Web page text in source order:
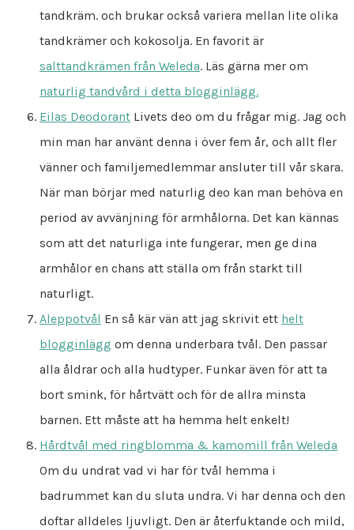
tandkräm. och brukar också variera mellan lite olika
tandkrämer och kokosolja. En favorit är
salttandkrämen från Weleda. Läs gärna mer om
naturlig tandvård i detta blogginlägg.
Eilas Deodorant Livets deo om du frågar mig. Jag och
min man har använt denna i över fem år, och allt fler
vänner och familjemedlemmar ansluter till vår skara.
När man börjar med naturlig deo kan man behöva en
period av avvänjning för armhålorna. Det kan kännas
som att det naturliga inte fungerar, men ge dina
armhålor en chans att ställa om från starkt till
naturligt.
Aleppotvål En så kär vän att jag skrivit ett helt
blogginlägg om denna underbara tvål. Den passar
alla åldrar och alla hudtyper. Funkar även för att ta
bort smink, för hårtvätt och för de allra minsta
barnen. Ett måste att ha hemma helt enkelt!
Hårdtvål med ringblomma & kamomill från Weleda
Om du undrat vad vi har för tvål hemma i
badrummet kan du sluta undra. Vi har denna och den
doftar alldeles ljuvligt. Den är återfuktande och mild,